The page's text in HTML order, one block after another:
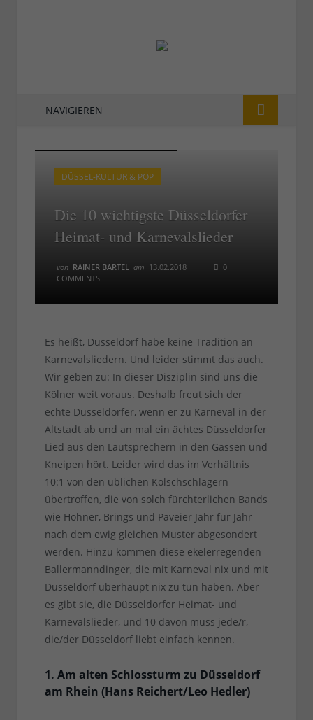
NAVIGIEREN
DÜSSEL-KULTUR & POP
Die 10 wichtigste Düsseldorfer
Heimat- und Karnevalslieder
von RAINER BARTEL am 13.02.2018
0
COMMENTS
Es heißt, Düsseldorf habe keine Tradition an
Karnevalsliedern. Und leider stimmt das auch.
Wir geben zu: In dieser Disziplin sind uns die
Kölner weit voraus. Deshalb freut sich der
echte Düsseldorfer, wenn er zu Karneval in der
Altstadt ab und an mal ein ächtes Düsseldorfer
Lied aus den Lautsprechern in den Gassen und
Kneipen hört. Leider wird das im Verhältnis
10:1 von den üblichen Kölschschlagern
übertroffen, die von solch fürchterlichen Bands
wie Höhner, Brings und Paveier Jahr für Jahr
nach dem ewig gleichen Muster abgesondert
werden. Hinzu kommen diese ekelerregenden
Ballermanndinger, die mit Karneval nix und mit
Düsseldorf überhaupt nix zu tun haben. Aber
es gibt sie, die Düsseldorfer Heimat- und
Karnevalslieder, und 10 davon muss jede/r,
die/der Düsseldorf liebt einfach kennen.
1. Am alten Schlossturm zu Düsseldorf
am Rhein (Hans Reichert/Leo Hedler)